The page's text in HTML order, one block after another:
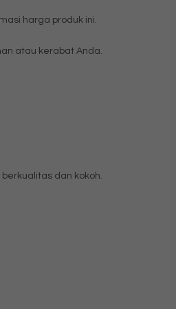
harga produk ini.
atau kerabat Anda.
dan kokoh.